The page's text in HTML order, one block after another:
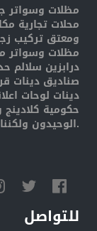
مظلات وسواتر
محلات تجارية
ومعتق تركيب
مظلات وسواتر
درابزين سلالم
صناديق دينات
دينات لوحات
حكومية
الوحيدون ولكننا الافضل.
للتواصل